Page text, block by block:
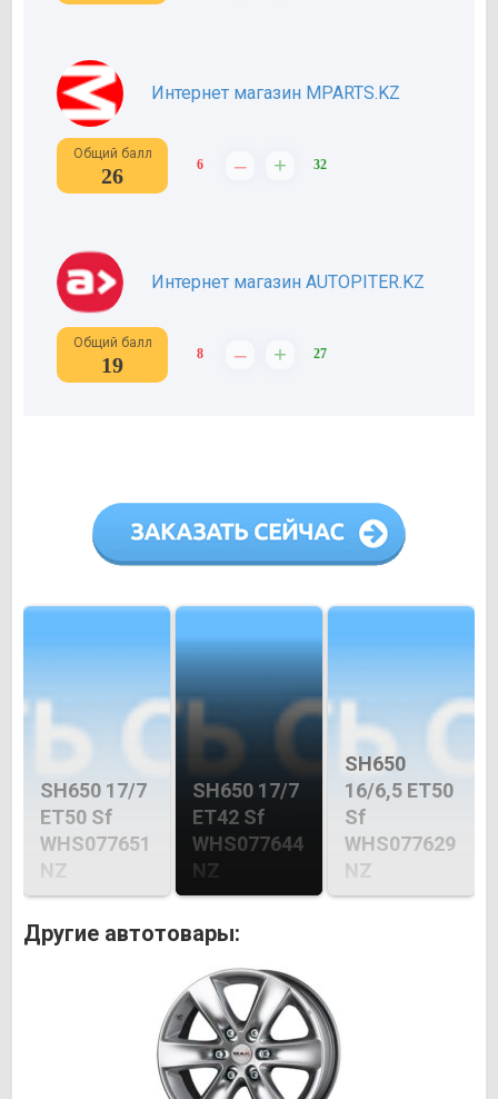
Интернет магазин MPARTS.KZ
Общий балл
26 6 – + 32
Интернет магазин AUTOPITER.KZ
Общий балл
19 8 – + 27
SH650 17/7
ET50 Sf
WHS077651
NZ
SH650 17/7
ET42 Sf
WHS077644
NZ
SH650
16/6,5 ET50
Sf
WHS077629
NZ
Другие автотовары: